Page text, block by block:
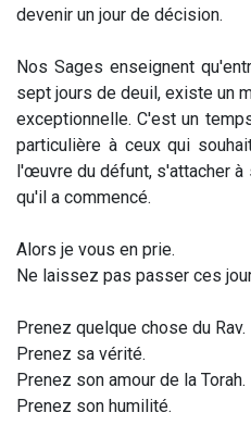
devenir un jour de décision.
Nos Sages enseignent
sept jours de deuil, existe un
exceptionnelle. C'est un
particulière à ceux qui
l'œuvre du défunt, s'attacher
qu'il a commencé.
Alors je vous en prie.
Ne laissez pas passer ces
Prenez quelque chose du Rav.
Prenez sa vérité.
Prenez son amour de la Torah.
Prenez son humilité.